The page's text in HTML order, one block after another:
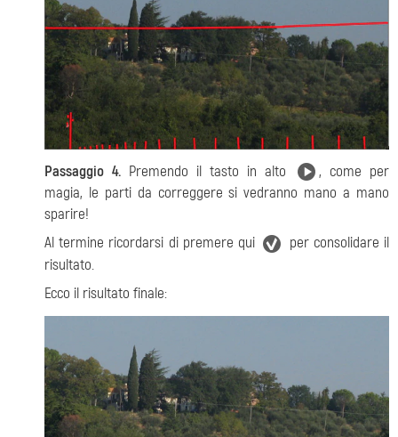
Passaggio 4. Premendo il tasto in alto
, come per
magia, le parti da correggere si vedranno mano a mano
sparire!
Al termine ricordarsi di premere qui
per consolidare il
risultato.
Ecco il risultato finale: